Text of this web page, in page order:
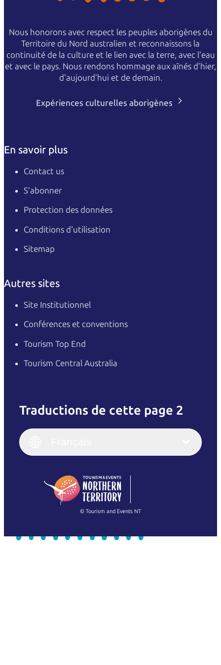
2 adults and 2 or more children
Valid for senior, veteran, or
pension cards
$30 $19
NT Resident
Proof of residency required
Free Free
Passes are valid for 7 days.
Nous honorons avec respect les peuples aborigènes du
Territoire du Nord australien et reconnaissons la
continuité de la culture et le lien avec la terre, avec l'eau
et avec le pays. Nous rendons hommage aux aînés d'hier,
d'aujourd'hui et de demain.
Expériences culturelles aborigènes
En savoir plus
Contact us
S’abonner
Protection des données
Conditions d'utilisation
Sitemap
Autres sites
Site Institutionnel
Conférences et conventions
Tourism Top End
Tourism Central Australia
Traductions de cette page 2
English
(Singapore)
Français
Italiano
繁體中文
© Tourism and Events NT